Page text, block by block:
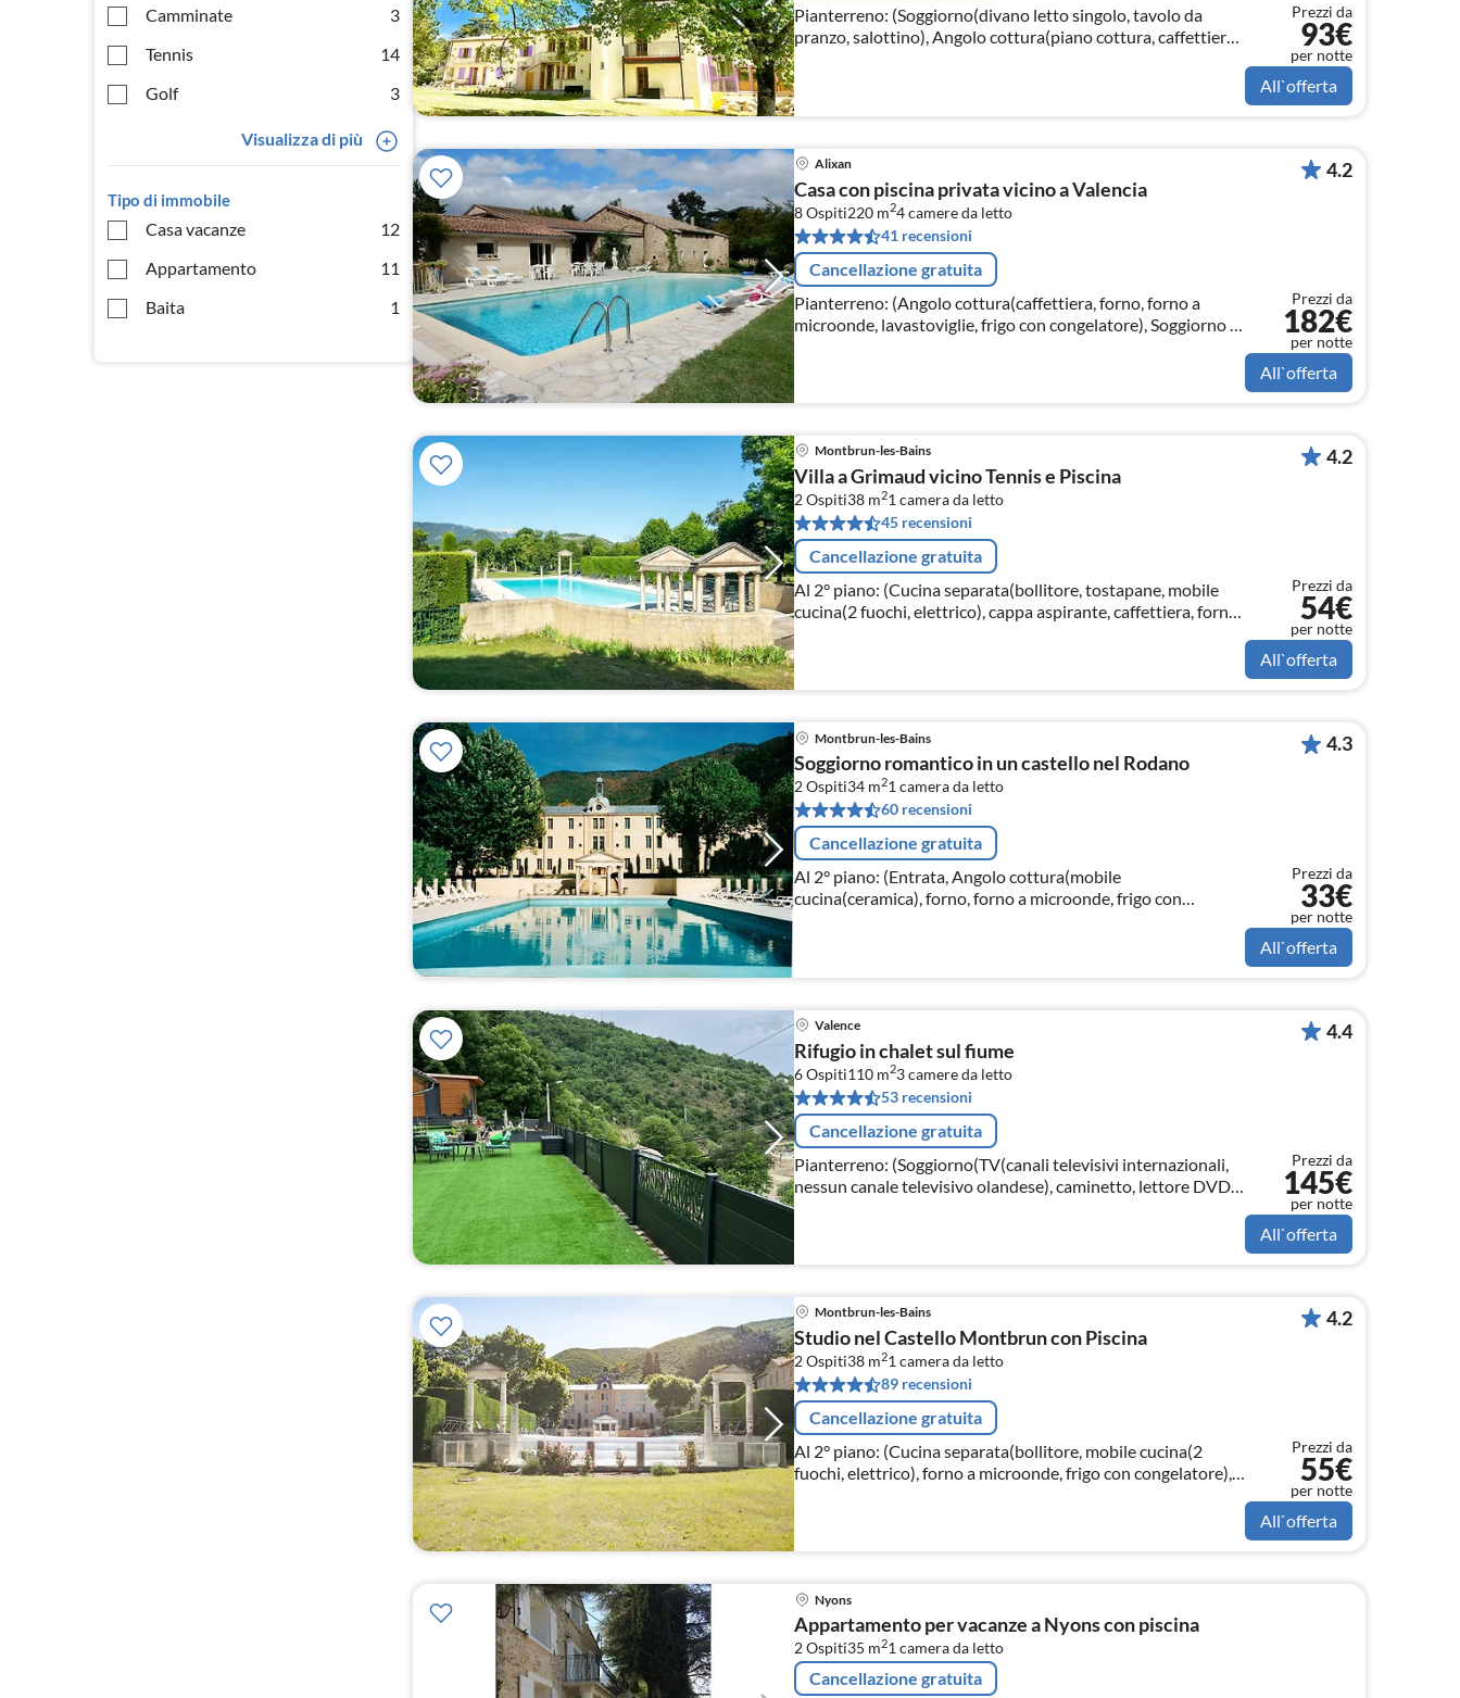
Camminate
3
Tennis
14
Golf
3
Visualizza di più
Tipo di immobile
Casa vacanze
12
Appartamento
11
Baita
1
Pianterreno: (Soggiorno(divano letto singolo, tavolo da
pranzo, salottino), Angolo cottura(piano cottura, caffettiera,
lavastoviglie, lavandino)
Prezzi da
93€
per notte
All`offerta
Alixan
Casa con piscina privata vicino a Valencia
8 Ospiti220 m24camere da letto
41 recensioni
Cancellazione gratuita
Pianterreno: (Angolo cottura(caffettiera, forno, forno a
microonde, lavastoviglie, frigo con congelatore), Soggiorno /
Pranzo(TV, caminetto, impianto stereo), Bagno(vasca o
doccia)
4.2
Prezzi da
182€
per notte
All`offerta
Montbrun-les-Bains
Villa a Grimaud vicino Tennis e Piscina
2 Ospiti38 m21 camera da letto
45 recensioni
Cancellazione gratuita
Al 2° piano: (Cucina separata(bollitore, tostapane, mobile
cucina(2 fuochi, elettrico), cappa aspirante, caffettiera, forno
a microonde, frigo con congelatore)
4.2
Prezzi da
54€
per notte
All`offerta
Montbrun-les-Bains
Soggiorno romantico in un castello nel Rodano
2 Ospiti34 m21 camera da letto
60 recensioni
Cancellazione gratuita
Al 2° piano: (Entrata, Angolo cottura(mobile
cucina(ceramica), forno, forno a microonde, frigo con
4.3
Prezzi da
33€
per notte
All`offerta
Valence
Rifugio in chalet sul fiume
6 Ospiti110 m23camere da letto
53 recensioni
Cancellazione gratuita
Pianterreno: (Soggiorno(TV(canali televisivi internazionali,
nessun canale televisivo olandese), caminetto, lettore DVD,
impianto stereo, terrazza)
4.4
Prezzi da
145€
per notte
All`offerta
Montbrun-les-Bains
Studio nel Castello Montbrun con Piscina
2 Ospiti38 m21 camera da letto
89 recensioni
Cancellazione gratuita
Al 2° piano: (Cucina separata(bollitore, mobile cucina(2
fuochi, elettrico), forno a microonde, frigo con congelatore),
Soggiorno/camera da letto(letto matrimoniale(160 x 200 cm)
4.2
Prezzi da
55€
per notte
All`offerta
Nyons
Appartamento per vacanze a Nyons con piscina
2 Ospiti35 m21 camera da letto
Cancellazione gratuita